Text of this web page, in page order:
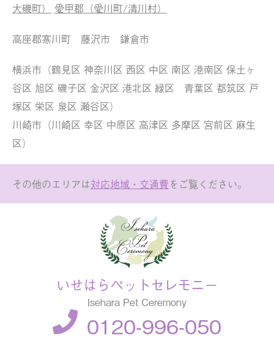
大磯町）
愛甲郡（愛川町/清川村）
高座郡寒川町 藤沢市 鎌倉市
横浜市（鶴見区 神奈川区 西区 中区 南区 港南区 保土ヶ
谷区 旭区 磯子区 金沢区 港北区 緑区 青葉区 都筑区 戸
塚区 栄区 泉区 瀬谷区）
川崎市（川崎区 幸区 中原区 高津区 多摩区 宮前区 麻生
区）
その他のエリアは対応地域・交通費をご覧ください。
いせはらペットセレモニー
Isehara Pet Ceremony
0120-996-050